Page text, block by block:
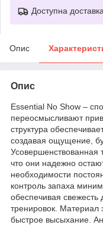
Доступна доставка
Опис
Опис
Essential No Show –
переосмысливают
структура
создавая ощущение,
Усовершенствованная
что они надежно
необходимости
контроль запаха
обеспечивая
тренировок. Материал
быстрое высыхание.